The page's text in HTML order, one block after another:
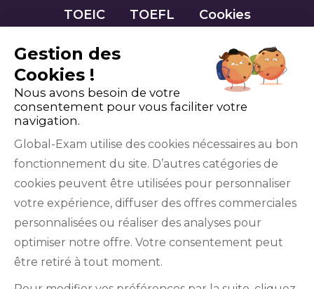
TOEIC TOEFL Cookies
YouTube
Gestion des
Cookies !
Nous avons besoin de votre
consentement pour vous faciliter votre
navigation.
Global-Exam utilise des cookies nécessaires au bon
fonctionnement du site. D’autres catégories de
cookies peuvent être utilisées pour personnaliser
votre expérience, diffuser des offres commerciales
personnalisées ou réaliser des analyses pour
optimiser notre offre. Votre consentement peut
être retiré à tout moment.